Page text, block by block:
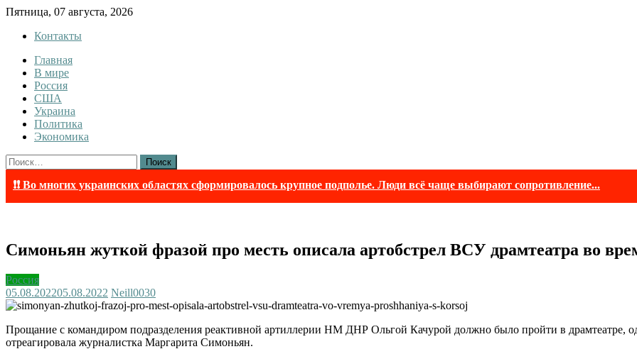
Skip
content
Пятница, 07 августа, 2026
Контакты
Tewi
Tewi — Новости
Главная
В мире
Россия
США
Украина
Политика
Экономика
Найти:
❗❗ Во многих украинских областях сформировалось крупное подполье. Люди всё чаще выбирают сопротивление...
Симоньян жуткой фразой про месть описала артобстрел ВСУ драмтеатра во
Россия
05.08.202205.08.2022 Neill0030
Прощание с командиром подразделения реактивной артиллерии НМ ДНР Ольгой Качурой должно было пройти в драмтеатре,
отреагировала журналистка Маргарита Симоньян.